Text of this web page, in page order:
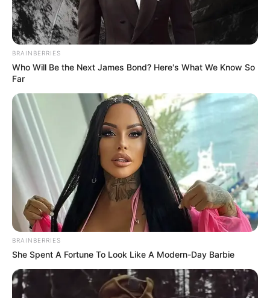
BRAINBERRIES
Who Will Be the Next James Bond? Here's What We Know So
Far
BRAINBERRIES
She Spent A Fortune To Look Like A Modern-Day Barbie